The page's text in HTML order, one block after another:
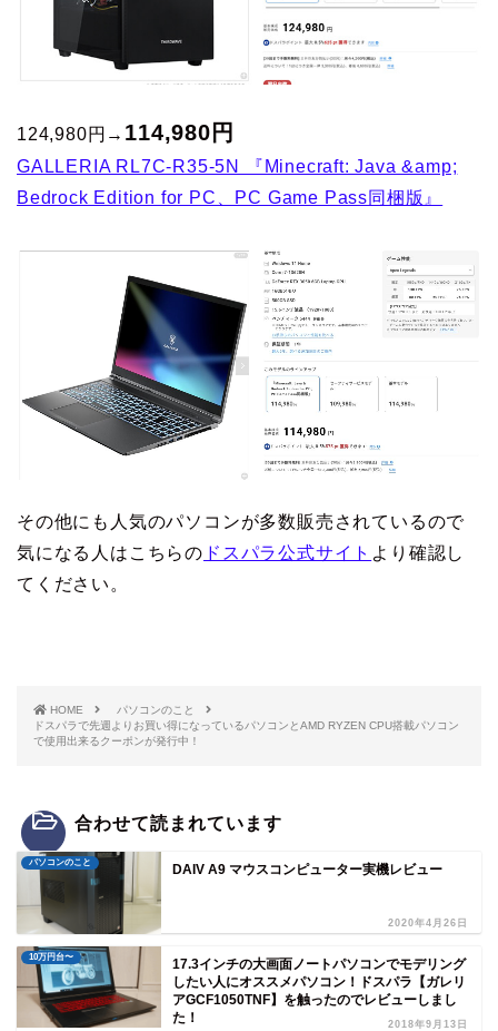
124,980円→ 114,980 円
GALLERIA RL7C-R35-5N 『Minecraft: Java &amp;
Bedrock Edition for PC、PC Game Pass同梱版』
その他にも人気のパソコンが多数販売されているので
気になる人はこちらの ドスパラ公式サイト より確認し
てください。
HOME
パソコンのこと
ドスパラで先週よりお買い得になっているパソコンとAMD RYZEN CPU搭載パソコン
で使用出来るクーポンが発行中！
合わせて読まれています
パソコンのこと DAIV A9 マウスコンピューター実機レビュー
2020年4月26日
10万円台〜
17.3インチの大画面ノートパソコンでモデリング
したい人にオススメパソコン！ドスパラ【ガレリ
アGCF1050TNF】を触ったのでレビューしまし
た！
2018年9月13日